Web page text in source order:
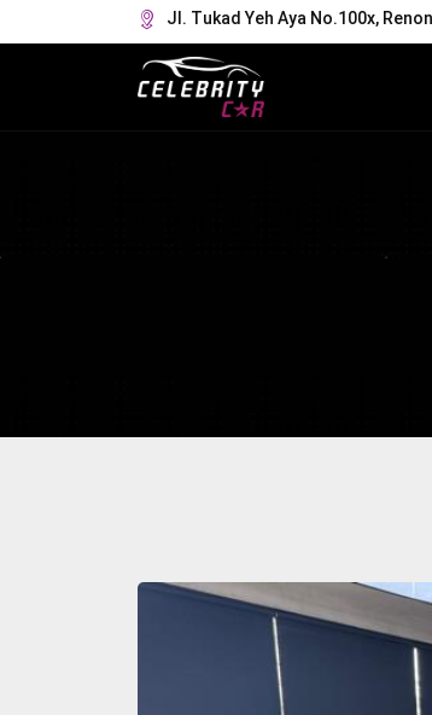
Jl. Tukad Yeh Aya No.100x,